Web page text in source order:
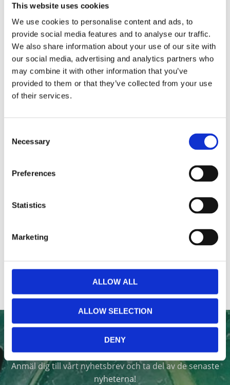
This website uses cookies
We use cookies to personalise content and ads, to
provide social media features and to analyse our traffic.
We also share information about your use of our site with
our social media, advertising and analytics partners who
may combine it with other information that you’ve
provided to them or that they’ve collected from your use
of their services.
Selection
Necessary
Preferences
Statistics
Marketing
ALLOW ALL
ALLOW SELECTION
DENY
PEDIBAEHR fotbad
Lavendel, 1000ml
Bevarar hudens skyddande barriär och är extremt hudvänlig.
NYHETSBREV
Anmäl dig till vårt nyhetsbrev och ta del av de senaste
nyheterna!